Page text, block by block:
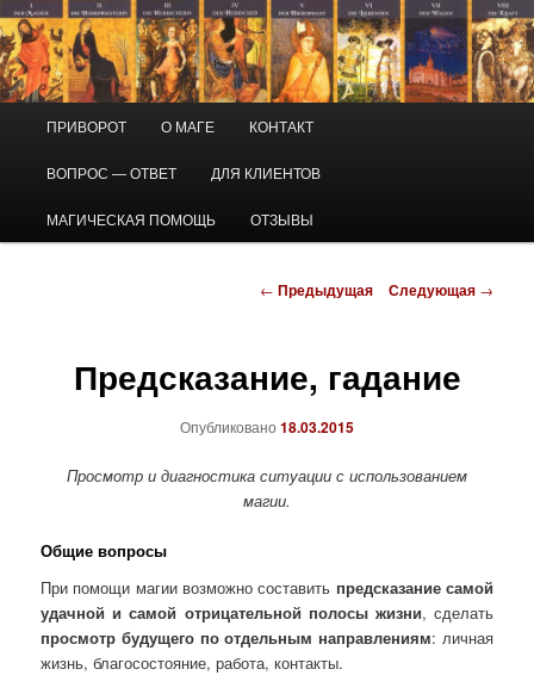
Перейти
к
основному
содержимому
Приворот и магическая помощь
Маг Виктор
ПРИВОРОТ О МАГЕ КОНТАКТ
ВОПРОС — ОТВЕТ ДЛЯ КЛИЕНТОВ
МАГИЧЕСКАЯ ПОМОЩЬ ОТЗЫВЫ
Навигация
← Предыдущая Следующая →
Предсказание, гадание
Опубликовано 18.03.2015
Просмотр и диагностика ситуации с использованием
магии.
Общие вопросы
При помощи магии возможно составить предсказание самой
удачной и самой отрицательной полосы жизни, сделать
просмотр будущего по отдельным направлениям: личная
жизнь, благосостояние, работа, контакты.